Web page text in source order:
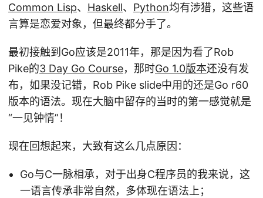
Common Lisp、 Haskell、 Python均有涉猎，这些语
言算是恋爱对象，但最终都分手了。
最初接触到Go应该是2011年，那是因为看了Rob
Pike的3 Day Go Course，那时Go 1.0版本还没有发
布，如果没记错，Rob Pike slide中用的还是Go r60
版本的语法。现在大脑中留存的当时的第一感觉就是
“一见钟情”！
现在回想起来，大致有这么几点原因：
Go与C一脉相承，对于出身C程序员的我来说，这
一语言传承非常自然，多体现在语法上；